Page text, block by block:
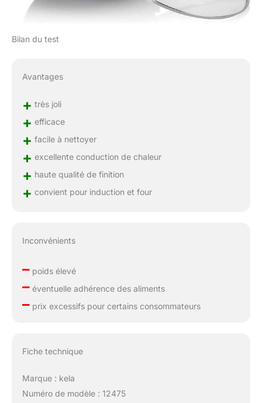
Bilan du test
Avantages
+ très joli
+ efficace
+ facile à nettoyer
+ excellente conduction de chaleur
+ haute qualité de finition
+ convient pour induction et four
Inconvénients
–poids élevé
–éventuelle adhérence des aliments
–prix excessifs pour certains consommateurs
Fiche technique
Marque : kela
Numéro de modèle : 12475